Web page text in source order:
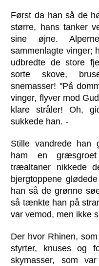
Først da han så de
større, hans tanker
sine øjne.
sammenlagte vinger;
udbredte de store
sorte skove,
snemasser! "På
vinger, flyver mod
klare stråler! Oh,
sukkede han. -
Stille vandrede han
ham en
træaltaner nikkede
bjergtoppene
han så de grønne
så tænkte han på
var vemod, men ikke
Der hvor Rhinen,
styrter, knuses og
skymasser, som